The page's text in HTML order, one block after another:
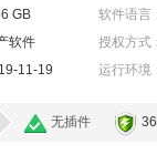
GB 软件语言
软件 授权方式
11-19 运行环境
无插件